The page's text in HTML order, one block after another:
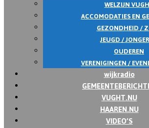
WELZIJN
ACCOMODATIES EN
GEZONDHEID /
JEUGD /
OUDEREN
VERENIGINGEN /
wijkradio
VUGHT.NU
HAAREN.NU
VIDEO’S